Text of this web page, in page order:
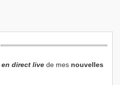
en direct live de mes nouvelles